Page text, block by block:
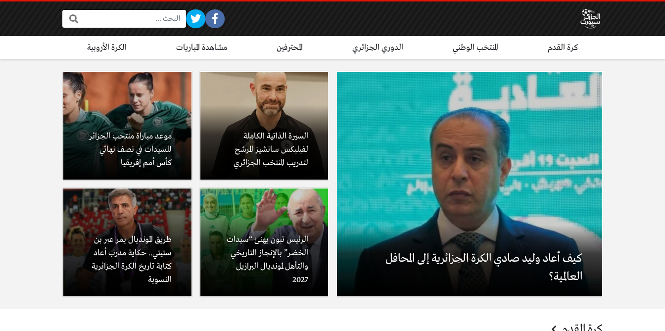
البحث:
كرة القدم المنتخب الوطني الدوري الجزائري المحترفين مشاهدة المباريات الكرة الأروبية
كيف أعاد وليد صادي الكرة الجزائرية إلى المحافل
العالمية؟
السيرة الذاتية الكاملة
لفيليكس سانشيز المرشح
لتدريب المنتخب الجزائري
موعد مباراة منتخب الجزائر
للسيدات في نصف نهائي
كأس أمم إفريقيا
الرئيس تبون يهنئ “سيدات
الخضر” بالإنجاز التاريخي
والتأهل لمونديال البرازيل
2027
طريق المونديال يمر عبر بن
ستيتي.. حكاية مدرب أعاد
كتابة تاريخ الكرة الجزائرية
النسوية